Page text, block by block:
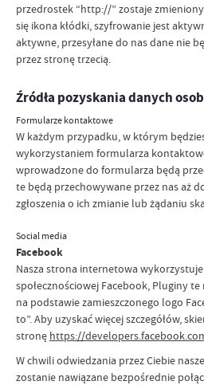
przedrostek “http://” zostaje
się ikona kłódki, szyfrowanie jest
aktywne, przesyłane do nas dane nie
przez stronę trzecią.
Źródła pozyskania danych
Formularze kontaktowe
W każdym przypadku, w którym
wykorzystaniem formularza
wprowadzone do formularza będą
te będą przechowywane przez nas aż
zgłoszenia o ich zmianie lub żądaniu
Social media
Facebook
Nasza strona internetowa
społecznościowej Facebook, Pluginy
na podstawie zamieszczonego logo
to”. Aby uzyskać więcej szczegółów,
stronę https://
W chwili odwiedzania przez Ciebie
zostanie nawiązane bezpośrednie